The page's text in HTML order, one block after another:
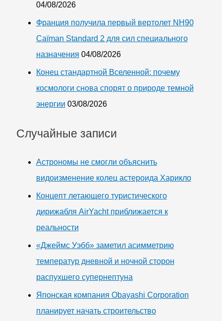
04/08/2026
Франция получила первый вертолет NH90
Caïman Standard 2 для сил специального
назначения 04/08/2026
Конец стандартной Вселенной: почему
космологи снова спорят о природе темной
энергии 03/08/2026
Случайные записи
Астрономы не смогли объяснить
видоизменение колец астероида Харикло
Концепт летающего туристического
дирижабля AirYacht приближается к
реальности
«Джеймс Уэбб» заметил асимметрию
температур дневной и ночной сторон
распухшего супернептуна
Японская компания Obayashi Corporation
планирует начать строительство